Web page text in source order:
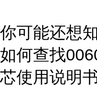
你可能还想
如何查找
芯使用说明